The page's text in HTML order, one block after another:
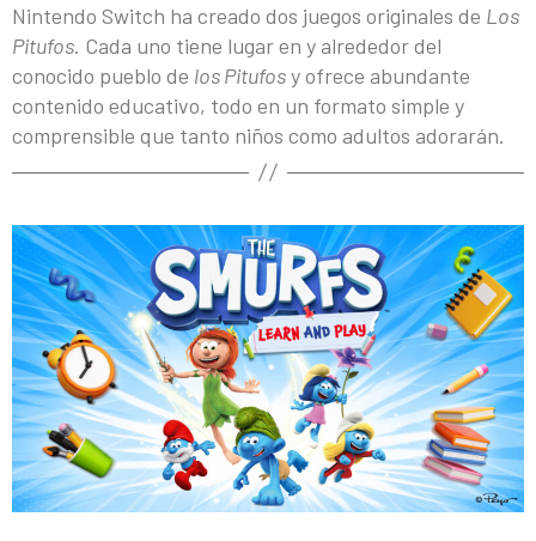
Nintendo Switch ha creado dos juegos originales de Los
Pitufos. Cada uno tiene lugar en y alrededor del
conocido pueblo de los Pitufosy ofrece abundante
contenido educativo, todo en un formato simple y
comprensible que tanto niños como adultos adorarán.